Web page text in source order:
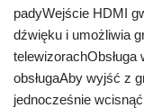
padyWejście HDMI
dźwięku i umożliwia
obsługaAby wyjść z
jednocześnie